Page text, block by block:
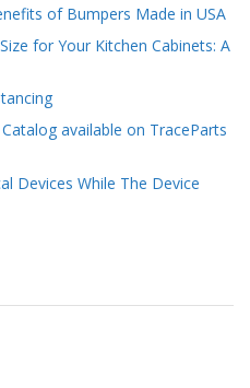
of Bumpers Made in USA
for Your Kitchen Cabinets: A
available on TraceParts
Devices While The Device